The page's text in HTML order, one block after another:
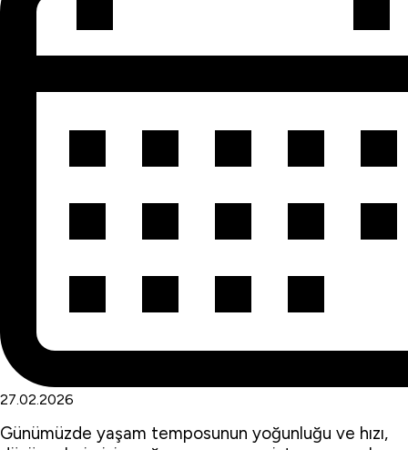
27.02.2026
Günümüzde yaşam temposunun yoğunluğu ve hızı,